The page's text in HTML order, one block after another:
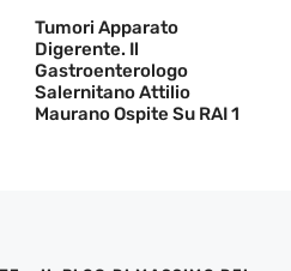
Tumori Apparato
Digerente. Il
Gastroenterologo
Salernitano Attilio
Maurano Ospite Su RAI 1